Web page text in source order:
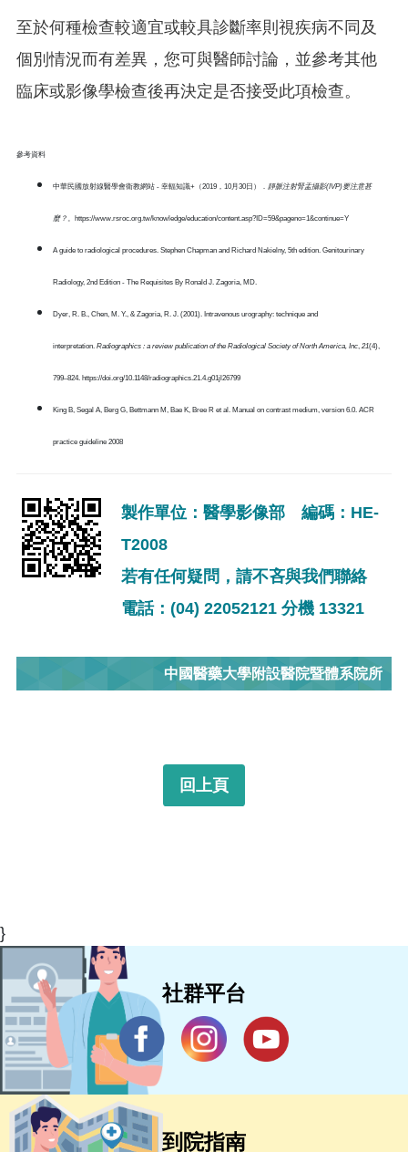
至於何種檢查較適宜或較具診斷率則視疾病不同及
個別情況而有差異，您可與醫師討論，並參考其他
臨床或影像學檢查後再決定是否接受此項檢查。
參考資料
中華民國放射線醫學會衛教網站 - 幸輻知識+（2019，10月30日）． 靜脈注射腎盂攝影(IVP)要注意甚
麼？ 。https://www.rsroc.org.tw/knowledge/education/content.asp?ID=59&pageno=1&continue=Y
A guide to radiological procedures. Stephen Chapman and Richard Nakielny, 5th edition. Genitourinary
Radiology, 2nd Edition - The Requisites By Ronald J. Zagoria, MD.
Dyer, R. B., Chen, M. Y., & Zagoria, R. J. (2001). Intravenous urography: technique and
interpretation. Radiographics : a review publication of the Radiological Society of North America, Inc, 21(4),
799–824. https://doi.org/10.1148/radiographics.21.4.g01jl26799
King B, Segal A, Berg G, Bettmann M, Bae K, Bree R et al. Manual on contrast medium, version 6.0. ACR
practice guideline 2008
製作單位：醫學影像部 編碼：HE-
T2008
若有任何疑問，請不吝與我們聯絡
電話：(04) 22052121 分機 13321
中國醫藥大學附設醫院暨體系院所
回上頁
}
社群平台
到院指南